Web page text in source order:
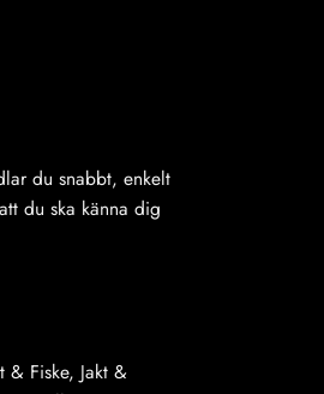
du snabbt, enkelt
du ska känna dig
& Fiske, Jakt &